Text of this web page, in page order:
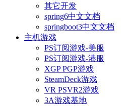
其它开发
spring6中文文档
springboot3中文文档
主机游戏
PS订阅游戏-美服
PS订阅游戏-港服
XGP PGP游戏
SteamDeck游戏
VR PSVR2游戏
3A游戏基地